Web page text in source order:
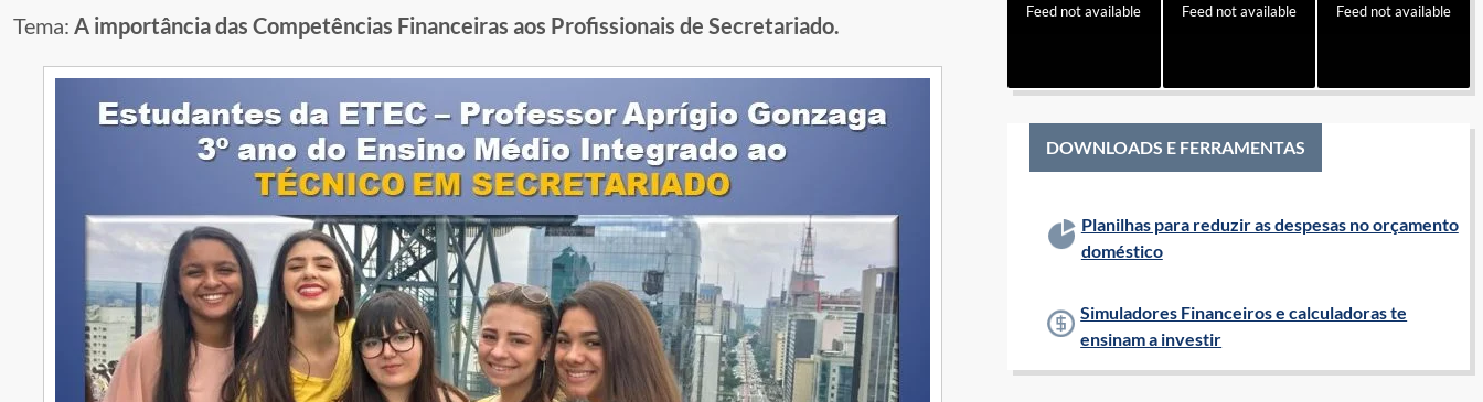
Tema: A importância das Competências Financeiras aos Profissionais de Secretariado.
Feed not available Feed not available Feed not available
DOWNLOADS E FERRAMENTAS
Planilhas para reduzir as despesas no orçamento
doméstico
Simuladores Financeiros e calculadoras te
ensinam a investir